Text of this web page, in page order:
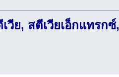
ย, สตีเวียเอ็กแทรกซ์,